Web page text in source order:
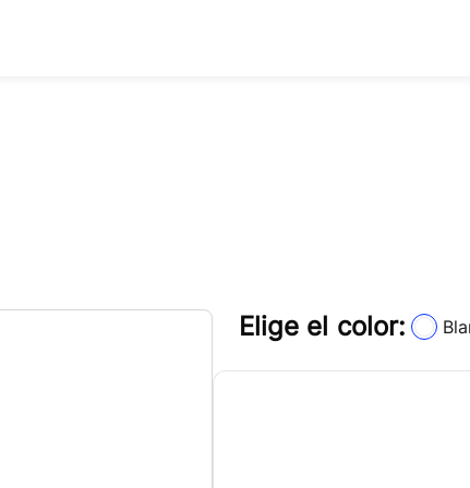
Elige el color: